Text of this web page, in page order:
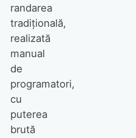
randarea
tradițională,
realizată
manual
de
programatori,
cu
puterea
brută